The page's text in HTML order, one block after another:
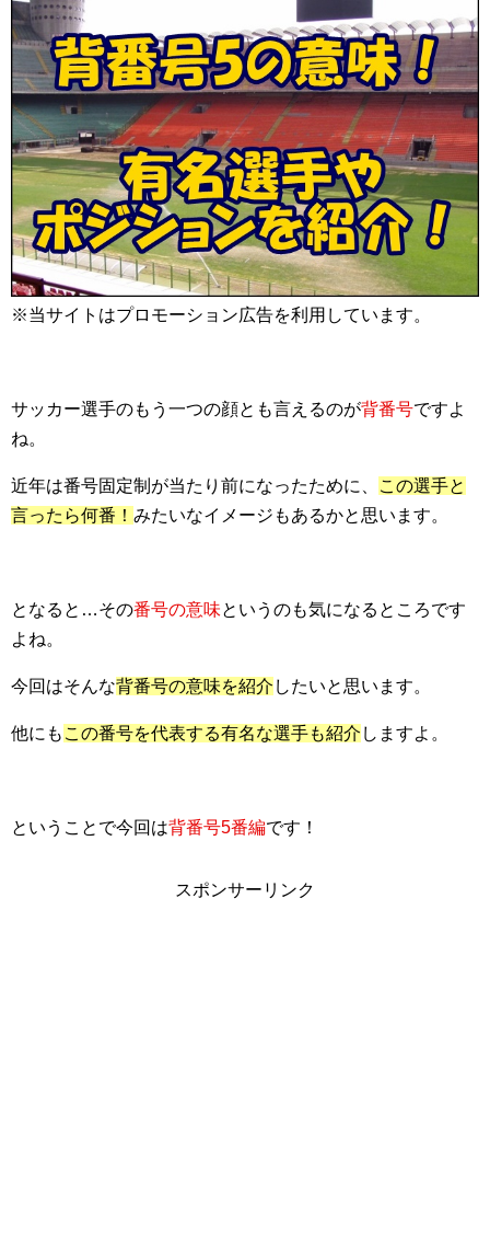
※当サイトはプロモーション広告を利用しています。
サッカー選手のもう一つの顔とも言えるのが背番号ですよ
ね。
近年は番号固定制が当たり前になったために、
この選手と
言ったら何番！ みたいなイメージもあるかと思います。
となると…その番号の意味というのも気になるところです
よね。
今回はそんな背番号の意味を紹介 したいと思います。
他にも この番号を代表する有名な選手も紹介 しますよ。
ということで今回は背番号5番編です！
スポンサーリンク